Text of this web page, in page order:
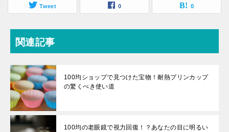
Tweet 0 0
関連記事
100均ショップで見つけた宝物！耐熱プリンカップ
の驚くべき使い道
100均の老眼鏡で視力回復！？あなたの目に明るい